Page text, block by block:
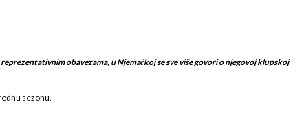
obavezama, u Njemačkoj se sve više govori o njegovoj klupskoj
sezonu.